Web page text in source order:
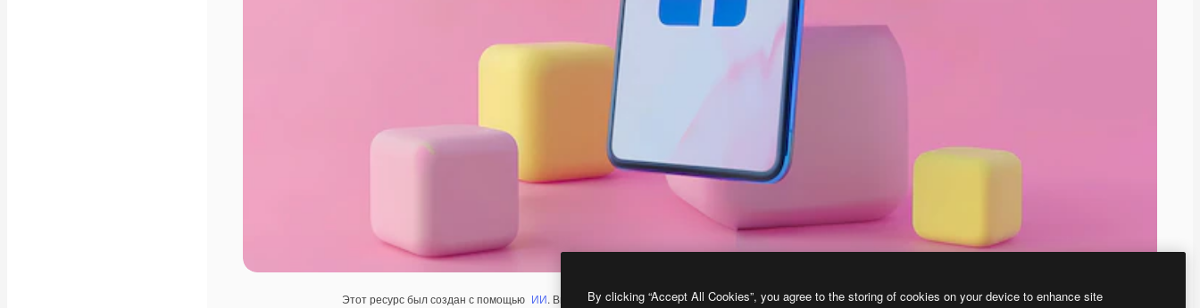
Этот ресурс был создан с помощью ИИ. Вы можете создать свой собственный с помощью нашего генератора изображений на основе ИИ.
By clicking “Accept All Cookies”, you agree to the storing of cookies on your device to enhance site